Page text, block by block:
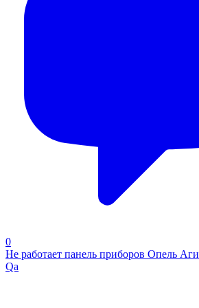
0
Не работает панель приборов Опель
Qa